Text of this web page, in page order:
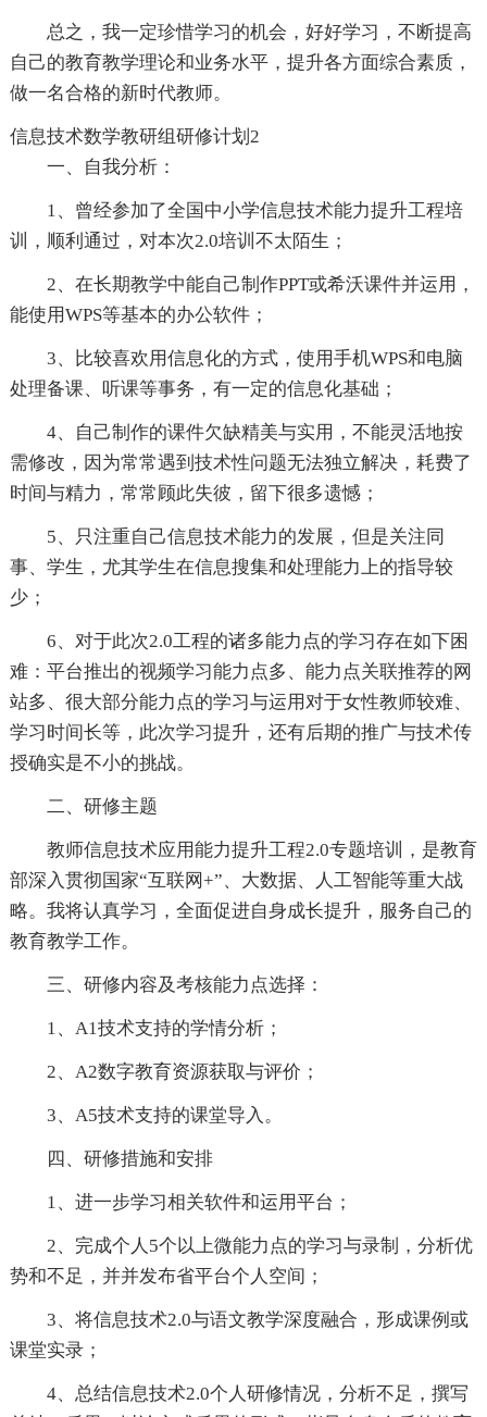
总之，我一定珍惜学习的机会，好好学习，不断提高
自己的教育教学理论和业务水平，提升各方面综合素质，
做一名合格的新时代教师。
信息技术数学教研组研修计划2
一、自我分析：
1、曾经参加了全国中小学信息技术能力提升工程培
训，顺利通过，对本次2.0培训不太陌生；
2、在长期教学中能自己制作PPT或希沃课件并运用，
能使用WPS等基本的办公软件；
3、比较喜欢用信息化的方式，使用手机WPS和电脑
处理备课、听课等事务，有一定的信息化基础；
4、自己制作的课件欠缺精美与实用，不能灵活地按
需修改，因为常常遇到技术性问题无法独立解决，耗费了
时间与精力，常常顾此失彼，留下很多遗憾；
5、只注重自己信息技术能力的发展，但是关注同
事、学生，尤其学生在信息搜集和处理能力上的指导较
少；
6、对于此次2.0工程的诸多能力点的学习存在如下困
难：平台推出的视频学习能力点多、能力点关联推荐的网
站多、很大部分能力点的学习与运用对于女性教师较难、
学习时间长等，此次学习提升，还有后期的推广与技术传
授确实是不小的挑战。
二、研修主题
教师信息技术应用能力提升工程2.0专题培训，是教育
部深入贯彻国家“互联网+”、大数据、人工智能等重大战
略。我将认真学习，全面促进自身成长提升，服务自己的
教育教学工作。
三、研修内容及考核能力点选择：
1、A1技术支持的学情分析；
2、A2数字教育资源获取与评价；
3、A5技术支持的课堂导入。
四、研修措施和安排
1、进一步学习相关软件和运用平台；
2、完成个人5个以上微能力点的学习与录制，分析优
势和不足，并并发布省平台个人空间；
3、将信息技术2.0与语文教学深度融合，形成课例或
课堂实录；
4、总结信息技术2.0个人研修情况，分析不足，撰写